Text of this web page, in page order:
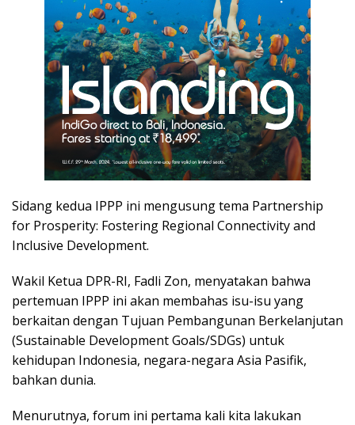
Sidang kedua IPPP ini mengusung tema Partnership
for Prosperity: Fostering Regional Connectivity and
Inclusive Development.
Wakil Ketua DPR-RI, Fadli Zon, menyatakan bahwa
pertemuan IPPP ini akan membahas isu-isu yang
berkaitan dengan Tujuan Pembangunan Berkelanjutan
(Sustainable Development Goals/SDGs) untuk
kehidupan Indonesia, negara-negara Asia Pasifik,
bahkan dunia.
Menurutnya, forum ini pertama kali kita lakukan